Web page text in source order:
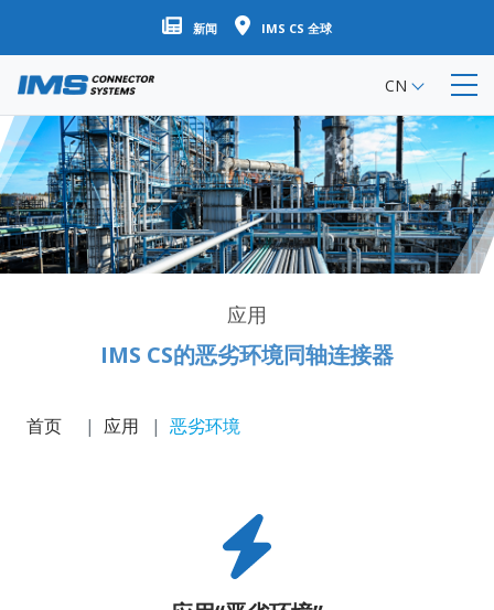
跳
转
要
容
新闻 IMS CS 全球
CN
应用
IMS CS的恶劣环境同轴连接器
首页 应用 恶劣环境